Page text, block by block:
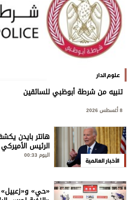
علوم الدار
تنبيه من شرطة أبوظبي للسائقين
8 أغسطس 2026
الأخبار العالمية
هانتر بايدن
الرئيس
اليوم 00:33
«حي» و«زعبيل»